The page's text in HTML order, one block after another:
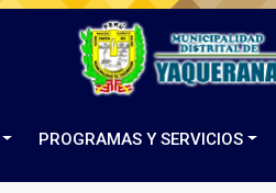
PROGRAMAS Y SERVICIOS